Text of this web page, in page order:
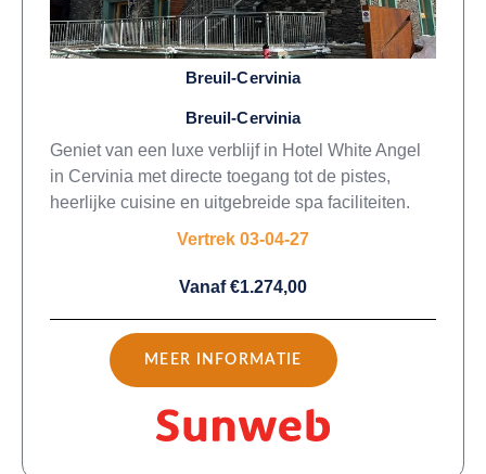
Breuil-Cervinia
Breuil-Cervinia
Geniet van een luxe verblijf in Hotel White Angel
in Cervinia met directe toegang tot de pistes,
heerlijke cuisine en uitgebreide spa faciliteiten.
Vertrek 03-04-27
Vanaf €1.274,00
MEER INFORMATIE